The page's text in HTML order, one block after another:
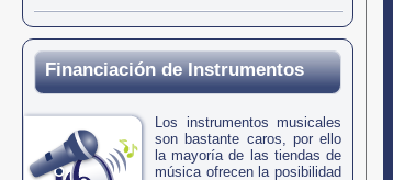
Financiación de Instrumentos
Los instrumentos musicales
son bastante caros, por ello
la mayoría de las tiendas de
música ofrecen la posibilidad